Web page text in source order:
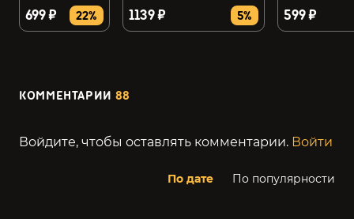
699 ₽ 22% 1139 ₽ 5% 599 ₽
КОММЕНТАРИИ 88
Войдите, чтобы оставлять комментарии. Войти
По дате По популярности